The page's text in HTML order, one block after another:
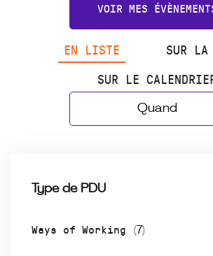
VOIR MES
EN LISTE
SUR LA
SUR LE
Quand
Type de PDU
Ways of Working (7)